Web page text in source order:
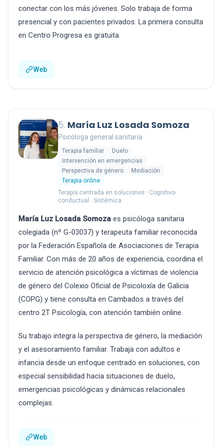
conectar con los más jóvenes. Solo trabaja de forma
presencial y con pacientes privados. La primera consulta
en Centro Progresa es gratuita.
Web
5. María Luz Losada Somoza
Psicóloga general sanitaria
Terapia familiar
Duelo
Intervención en emergencias
Perspectiva de género
Mediación
Terapia online
Terapia centrada en soluciones · Cognitivo-
conductual · Sistémica
María Luz Losada Somoza es psicóloga sanitaria
colegiada (nº G-03037) y terapeuta familiar reconocida
por la Federación Española de Asociaciones de Terapia
Familiar. Con más de 20 años de experiencia, coordina el
servicio de atención psicológica a víctimas de violencia
de género del Colexio Oficial de Psicoloxía de Galicia
(COPG) y tiene consulta en Cambados a través del
centro 2T Psicología, con atención también online.
Su trabajo integra la perspectiva de género, la mediación
y el asesoramiento familiar. Trabaja con adultos e
infancia desde un enfoque centrado en soluciones, con
especial sensibilidad hacia situaciones de duelo,
emergencias psicológicas y dinámicas relacionales
complejas.
Web